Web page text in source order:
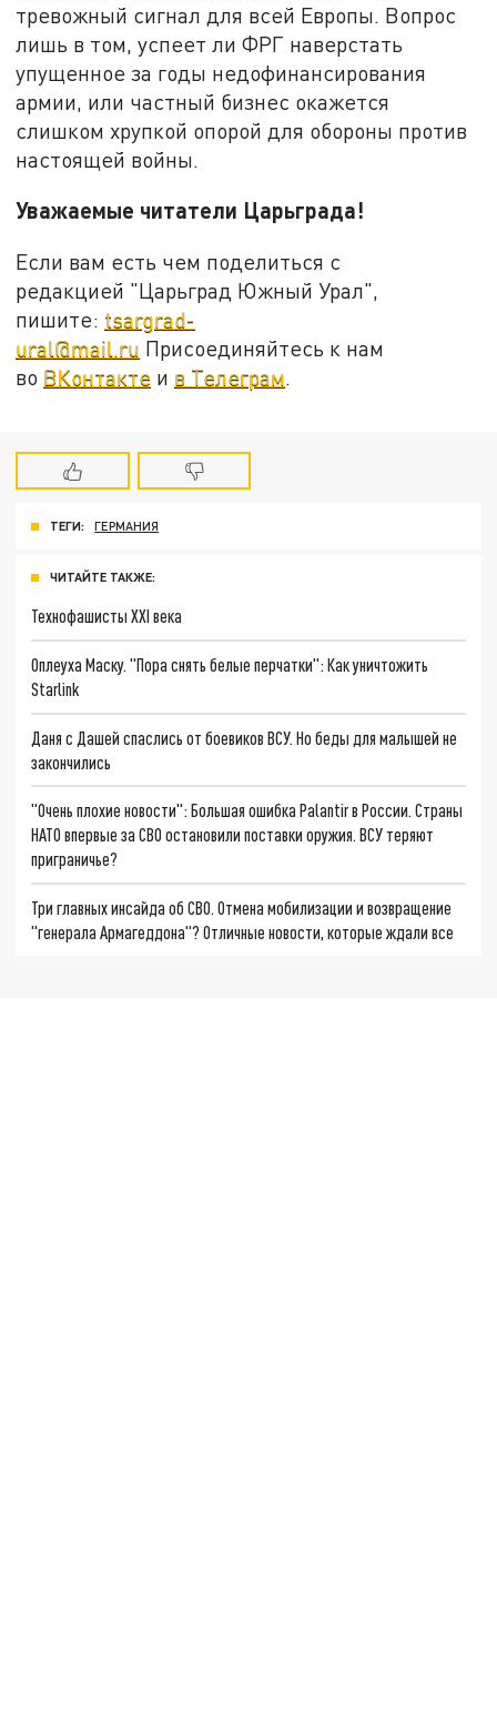
тревожный сигнал для всей Европы. Вопрос
лишь в том, успеет ли ФРГ наверстать
упущенное за годы недофинансирования
армии, или частный бизнес окажется
слишком хрупкой опорой для обороны против
настоящей войны.
Уважаемые читатели Царьграда!
Если вам есть чем поделиться с
редакцией "Царьград Южный Урал",
пишите: tsargrad-
ural@mail.ru Присоединяйтесь к нам
во ВКонтакте и в Телеграм.
ТЕГИ: ГЕРМАНИЯ
ЧИТАЙТЕ ТАКЖЕ:
Технофашисты XXI века
Оплеуха Маску. "Пора снять белые перчатки": Как уничтожить
Starlink
Даня с Дашей спаслись от боевиков ВСУ. Но беды для малышей не
закончились
"Очень плохие новости": Большая ошибка Palantir в России. Страны
НАТО впервые за СВО остановили поставки оружия. ВСУ теряют
приграничье?
Три главных инсайда об СВО. Отмена мобилизации и возвращение
"генерала Армагеддона"? Отличные новости, которые ждали все